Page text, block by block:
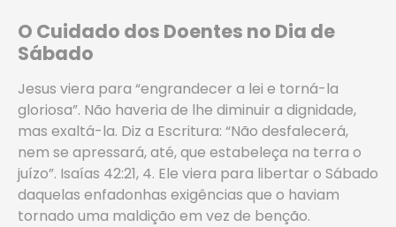
O Cuidado dos Doentes no Dia de
Sábado
Jesus viera para “engrandecer a lei e torná-la
gloriosa”. Não haveria de lhe diminuir a dignidade,
mas exaltá-la. Diz a Escritura: “Não desfalecerá,
nem se apressará, até, que estabeleça na terra o
juízo”. Isaías 42:21, 4. Ele viera para libertar o Sábado
daquelas enfadonhas exigências que o haviam
tornado uma maldição em vez de benção.